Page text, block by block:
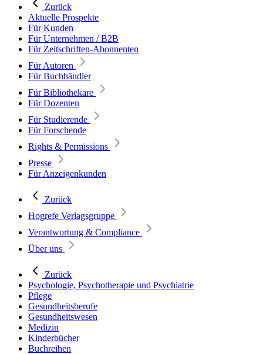
Zurück
Aktuelle Prospekte
Für Kunden
Für Unternehmen / B2B
Für Zeitschriften-Abonnenten
Für Autoren
Für Buchhändler
Für Bibliothekare
Für Dozenten
Für Studierende
Für Forschende
Rights & Permissions
Presse
Für Anzeigenkunden
Zurück
Hogrefe Verlagsgruppe
Verantwortung & Compliance
Über uns
Zurück
Psychologie, Psychotherapie und Psychiatrie
Pflege
Gesundheitsberufe
Gesundheitswesen
Medizin
Kinderbücher
Buchreihen